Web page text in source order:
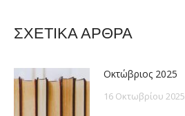
ΣΧΕΤΙΚΑ ΑΡΘΡΑ
Οκτώβριος 2025
16 Οκτωβρίου 2025